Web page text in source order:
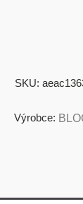
SKU:
Výrobce: